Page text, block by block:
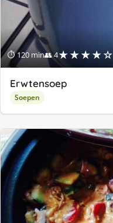
⏱ 120 min👥 4★★★★☆
Erwtensoep
Soepen